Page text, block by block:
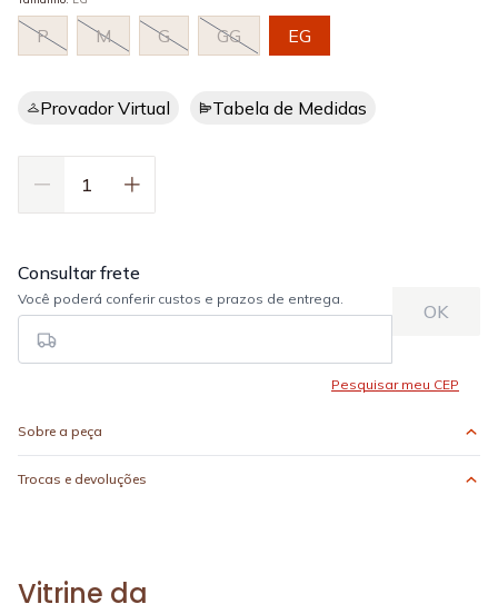
P M G GG EG
Provador Virtual Tabela de Medidas
Sobre a peça
Trocas e devoluções
Vitrine da